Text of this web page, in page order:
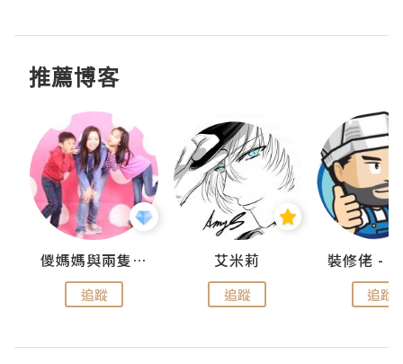
推薦博客
儍媽媽與兩隻小魔怪之家
追蹤
艾米莉
追蹤 追蹤